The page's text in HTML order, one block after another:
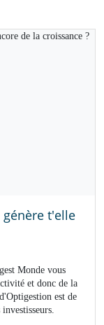
t'elle
Monde vous
et donc de la
est de